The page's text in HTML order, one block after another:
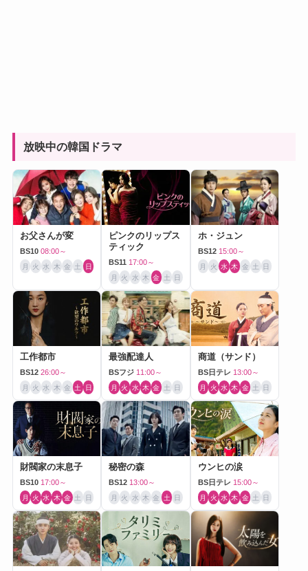
放映中の韓国ドラマ
お父さんが変
BS10 08:00～
月 火 水 木 金 土 日
ピンクのリップス
ティック
BS11 17:00～
月 火 水 木 金 土 日
ホ・ジュン
BS12 15:00～
月 火 水 木 金 土 日
工作都市
BS12 26:00～
月 火 水 木 金 土 日
最強配達人
BSフジ 11:00～
月 火 水 木 金 土 日
商道（サンド）
BS日テレ 13:00～
月 火 水 木 金 土 日
財閥家の末息子
BS10 17:00～
月 火 水 木 金 土 日
秘密の森
BS12 13:00～
月 火 水 木 金 土 日
ウンヒの涙
BS日テレ 15:00～
月 火 水 木 金 土 日